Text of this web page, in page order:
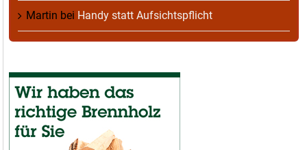
Martin bei Handy statt Aufsichtspflicht